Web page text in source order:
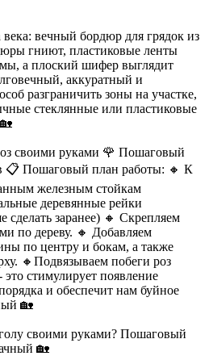
века: вечный бордюр для грядок из
гниют, пластиковые ленты
а плоский шифер выглядит
аккуратный и
разграничить зоны на участке,
стеклянные или пластиковые
своими руками 🌹 Пошаговый
📋 Пошаговый план работы: 🔸 К
железным стойкам
деревянные рейки
сделать заранее) 🔸 Скрепляем
по дереву. 🔸 Добавляем
по центру и бокам, а также
🔸Подвязываем побеги роз
стимулирует появление
и обеспечит нам буйное
🏡
своими руками? Пошаговый
🏡